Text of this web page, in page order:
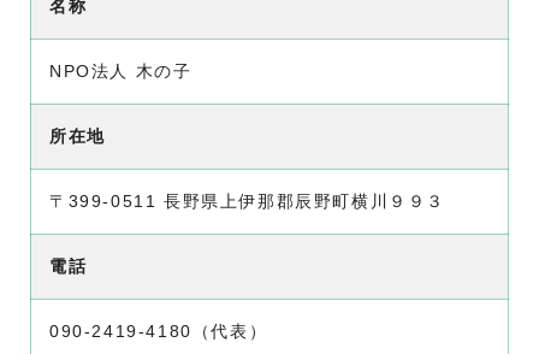
名称
NPO法人 木の子
所在地
〒399-0511 長野県上伊那郡辰野町横川９９３
電話
090-2419-4180（代表）